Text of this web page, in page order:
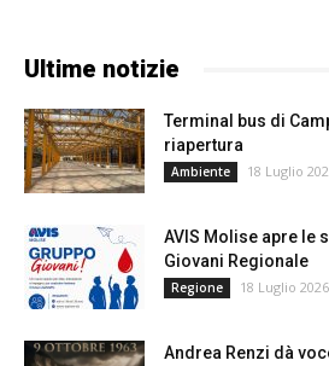
Ultime notizie
Terminal bus di
riapertura
Ambiente 18 Luglio
AVIS Molise apre le
Giovani Regionale
Regione 18 Luglio 2026
Andrea Renzi dà